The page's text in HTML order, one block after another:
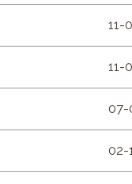
11-
11-
07-
02-